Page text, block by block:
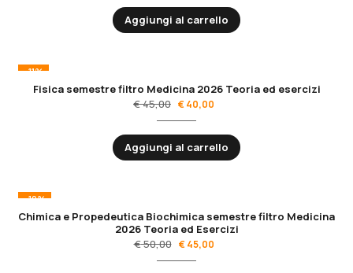
Aggiungi al carrello
-11%
Fisica semestre filtro Medicina 2026 Teoria ed esercizi
€45,00 €40,00
Aggiungi al carrello
-10%
Chimica e Propedeutica Biochimica semestre filtro Medicina
2026 Teoria ed Esercizi
€50,00 €45,00